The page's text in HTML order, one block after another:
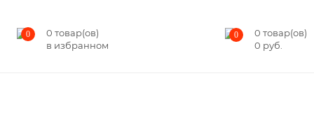
0 0 товар(ов)
в избранном
0 0 товар(ов)
0 руб.